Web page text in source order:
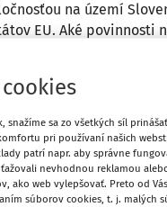
na území
EU. Aké povinnosti
a pod.) a zákona o dani
spolupráce s ruskou
na Ukrajine (výber a
polotovarov). Aké
vo vzťahu k zákonu o
snažíme sa zo všetkých síl
pri používaní našich
patrí napr. aby správne
nevhodnou reklamou
ako web vylepšovať. Preto od
súborov cookies, t. j. malých